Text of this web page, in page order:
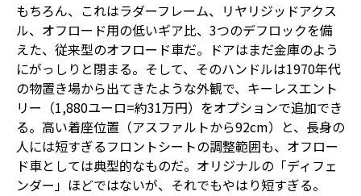
もちろん、これはラダーフレーム、リヤリジッドアクス
ル、オフロード用の低いギア比、3つのデフロックを備
えた、従来型のオフロード車だ。ドアはまだ金庫のよう
にがっしりと閉まる。そして、そのハンドルは1970年代
の物置き場から出てきたような外観で、キーレスエント
リー（1,880ユーロ=約31万円）をオプションで追加でき
る。高い着座位置（アスファルトから92cm）と、長身の
人には短すぎるフロントシートの調整範囲も、オフロー
ド車としては典型的なものだ。オリジナルの「ディフェ
ンダー」ほどではないが、それでもやはり短すぎる。